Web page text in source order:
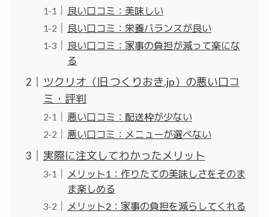
良い口コミ：美味しい
良い口コミ：栄養バランスが良い
良い口コミ：家事の負担が減って楽にな
る
ツクリオ（旧 つくりおき.jp）の悪い口コ
ミ・評判
悪い口コミ：配送枠が少ない
悪い口コミ：メニューが選べない
実際に注文してわかったメリット
メリット1：作りたての美味しさをそのま
ま楽しめる
メリット2：家事の負担を減らしてくれる